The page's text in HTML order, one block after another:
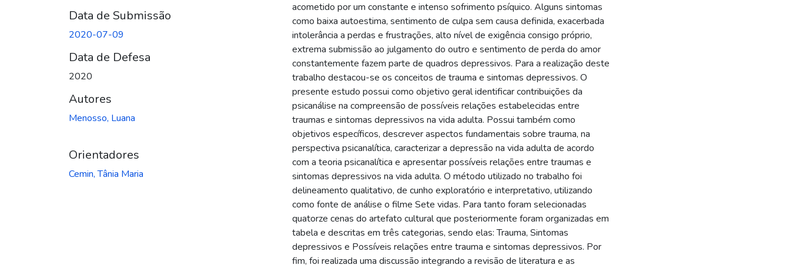
Data de Submissão
2020-07-09
Data de Defesa
2020
Autores
Menosso, Luana
Orientadores
Cemin, Tânia Maria
acometido por um constante e intenso sofrimento psíquico. Alguns sintomas
como baixa autoestima, sentimento de culpa sem causa definida, exacerbada
intolerância a perdas e frustrações, alto nível de exigência consigo próprio,
extrema submissão ao julgamento do outro e sentimento de perda do amor
constantemente fazem parte de quadros depressivos. Para a realização deste
trabalho destacou-se os conceitos de trauma e sintomas depressivos. O
presente estudo possui como objetivo geral identificar contribuições da
psicanálise na compreensão de possíveis relações estabelecidas entre
traumas e sintomas depressivos na vida adulta. Possui também como
objetivos específicos, descrever aspectos fundamentais sobre trauma, na
perspectiva psicanalítica, caracterizar a depressão na vida adulta de acordo
com a teoria psicanalítica e apresentar possíveis relações entre traumas e
sintomas depressivos na vida adulta. O método utilizado no trabalho foi
delineamento qualitativo, de cunho exploratório e interpretativo, utilizando
como fonte de análise o filme Sete vidas. Para tanto foram selecionadas
quatorze cenas do artefato cultural que posteriormente foram organizadas em
tabela e descritas em três categorias, sendo elas: Trauma, Sintomas
depressivos e Possíveis relações entre trauma e sintomas depressivos. Por
fim, foi realizada uma discussão integrando a revisão de literatura e as